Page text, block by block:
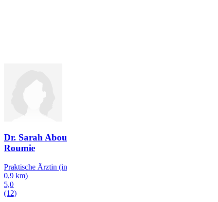
Dr. Sarah Abou
Roumie
Praktische Ärztin (in
0,9 km)
5,0
(12)